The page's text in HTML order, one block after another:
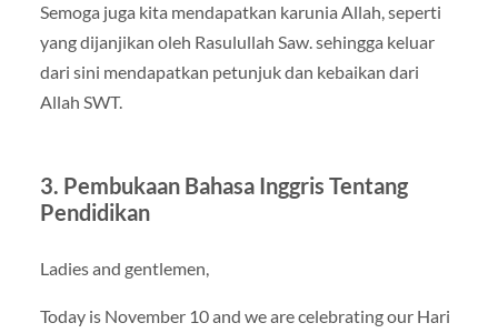
Semoga juga kita mendapatkan karunia Allah, seperti
yang dijanjikan oleh Rasulullah Saw. sehingga keluar
dari sini mendapatkan petunjuk dan kebaikan dari
Allah SWT.
3. Pembukaan Bahasa Inggris Tentang
Pendidikan
Ladies and gentlemen,
Today is November 10 and we are celebrating our Hari